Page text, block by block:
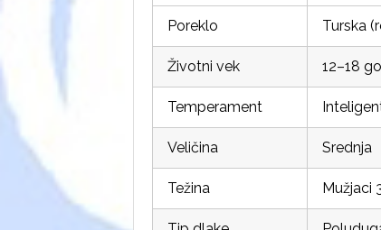
Poreklo Turska
Životni vek 12–18
Temperament
Veličina Srednja
Težina Mužjaci